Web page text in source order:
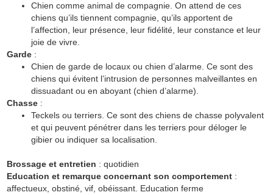
Chien comme animal de compagnie. On attend de ces
chiens qu’ils tiennent compagnie, qu’ils apportent de
l’affection, leur présence, leur fidélité, leur constance et leur
joie de vivre.
Garde:
Chien de garde de locaux ou chien d’alarme. Ce sont des
chiens qui évitent l’intrusion de personnes malveillantes en
dissuadant ou en aboyant (chien d’alarme).
Chasse:
Teckels ou terriers. Ce sont des chiens de chasse polyvalent
et qui peuvent pénétrer dans les terriers pour déloger le
gibier ou indiquer sa localisation.
Brossage et entretien : quotidien
Education et remarque concernant son comportement:
affectueux, obstiné, vif, obéissant. Education ferme